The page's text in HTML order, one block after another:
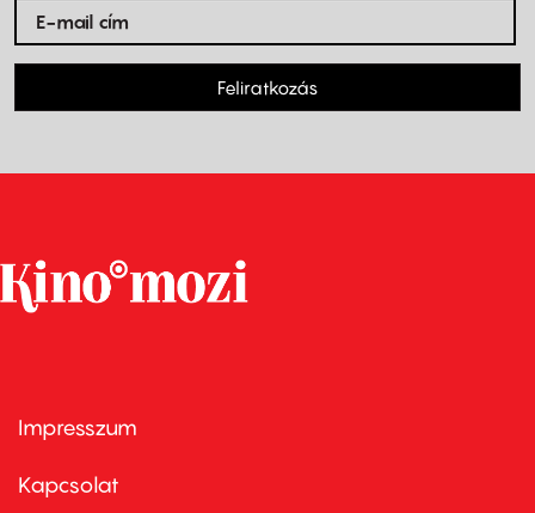
Feliratkozás
Footer
first
Impresszum
Kapcsolat